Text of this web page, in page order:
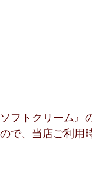
フトクリーム』
で、当店ご利用